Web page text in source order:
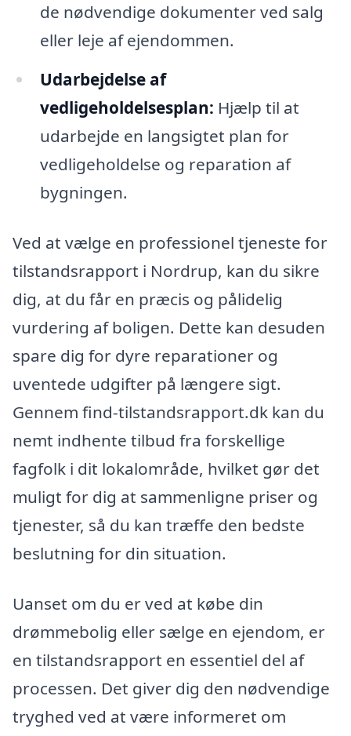
de nødvendige dokumenter ved salg
eller leje af ejendommen.
Udarbejdelse af
vedligeholdelsesplan: Hjælp til at
udarbejde en langsigtet plan for
vedligeholdelse og reparation af
bygningen.
Ved at vælge en professionel tjeneste for
tilstandsrapport i Nordrup, kan du sikre
dig, at du får en præcis og pålidelig
vurdering af boligen. Dette kan desuden
spare dig for dyre reparationer og
uventede udgifter på længere sigt.
Gennem find-tilstandsrapport.dk kan du
nemt indhente tilbud fra forskellige
fagfolk i dit lokalområde, hvilket gør det
muligt for dig at sammenligne priser og
tjenester, så du kan træffe den bedste
beslutning for din situation.
Uanset om du er ved at købe din
drømmebolig eller sælge en ejendom, er
en tilstandsrapport en essentiel del af
processen. Det giver dig den nødvendige
tryghed ved at være informeret om